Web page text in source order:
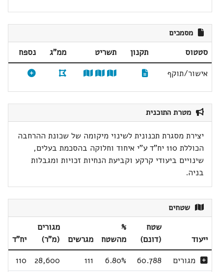
מסמכים
סטטוס תקנון תשריט ממ"ג
נספח
אישור/תוקף
מטרת התוכנית
יצירת מסגרת תכנונית לשינוי מיקומה של שכונת ההרחבה
הכוללת 110 יח"ד ע"י איחוד וחלוקה בהסכמת בעלים,
שינויים ביעודי קרקע וקביעת הנחיות זכויות ומגבלות
בניה.
שטחים
ייעוד
שטח
(דונם)
%
מהשטח
מגרשים
מגורים
(מ"ר)
יח"ד
מגורים
60.788
6.80%
111
28,600
110